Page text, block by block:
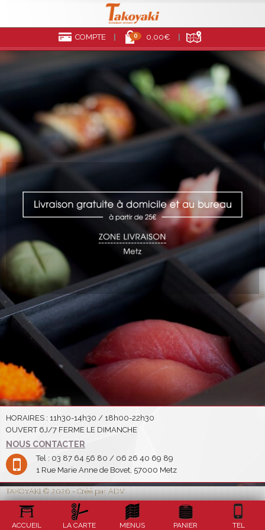
COMPTE 0 0,00€
HORAIRES : 11h30-14h30 / 18h00-22h30
OUVERT 6J/7 FERME LE DIMANCHE
NOUS CONTACTER
Tel : 03 87 64 56 80 / 06 26 40 69 89
1 Rue Marie Anne de Bovet, 57000 Metz
TAKOYAKI © 2026 - Créé par ADV
ACCUEIL LA CARTE MENUS PANIER TEL